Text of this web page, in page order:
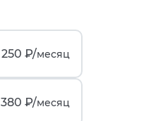
250 ₽/месяц
380 ₽/месяц